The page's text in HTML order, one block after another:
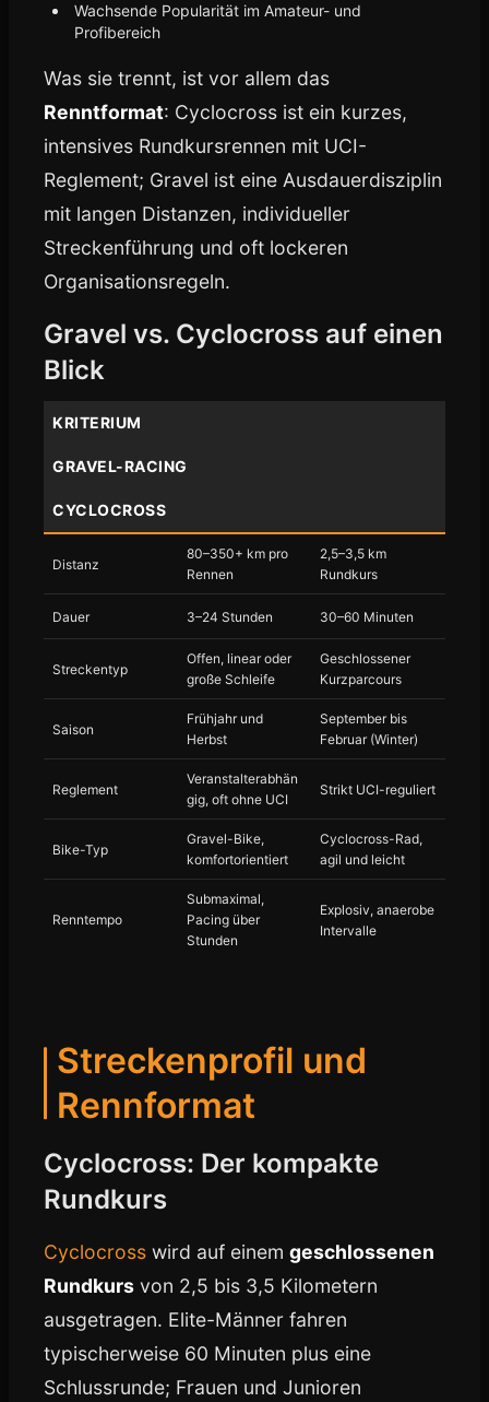
Wachsende Popularität im Amateur- und
Profibereich
Was sie trennt, ist vor allem das
Renntformat: Cyclocross ist ein kurzes,
intensives Rundkursrennen mit UCI-
Reglement; Gravel ist eine Ausdauerdisziplin
mit langen Distanzen, individueller
Streckenführung und oft lockeren
Organisationsregeln.
Gravel vs. Cyclocross auf einen
Blick
KRITERIUM
GRAVEL-RACING
CYCLOCROSS
Distanz
80–350+ km pro
Rennen
2,5–3,5 km
Rundkurs
Dauer 3–24 Stunden 30–60 Minuten
Streckentyp
Offen, linear oder
große Schleife
Geschlossener
Kurzparcours
Saison
Frühjahr und
Herbst
September bis
Februar (Winter)
Reglement
Veranstalterabhän
gig, oft ohne UCI
Strikt UCI-reguliert
Bike-Typ
Gravel-Bike,
komfortorientiert
Cyclocross-Rad,
agil und leicht
Renntempo
Submaximal,
Pacing über
Stunden
Explosiv, anaerobe
Intervalle
Streckenprofil und
Rennformat
Cyclocross: Der kompakte
Rundkurs
Cyclocross wird auf einem geschlossenen
Rundkurs von 2,5 bis 3,5 Kilometern
ausgetragen. Elite-Männer fahren
typischerweise 60 Minuten plus eine
Schlussrunde; Frauen und Junioren